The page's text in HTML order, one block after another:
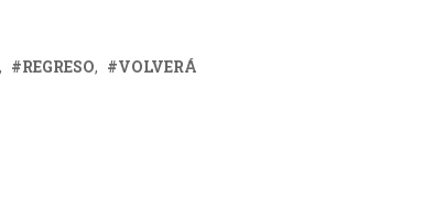
REGRESO VOLVERÁ